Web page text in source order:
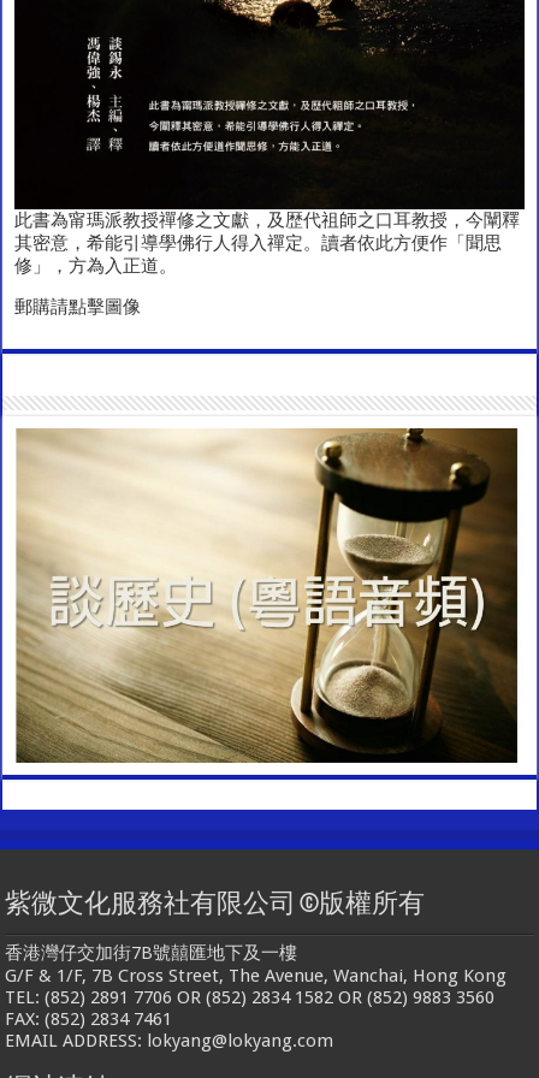
此書為甯瑪派教授禪修之文獻，及歴代祖師之口耳教授，今闡釋
其密意，希能引導學佛行人得入禪定。讀者依此方便作「聞思
修」，方為入正道。
郵購請點擊圖像
紫微文化服務社有限公司 ©版權所有
香港灣仔交加街7B號囍匯地下及一樓
G/F & 1/F, 7B Cross Street, The Avenue, Wanchai, Hong Kong
TEL: (852) 2891 7706 OR (852) 2834 1582 OR (852) 9883 3560
FAX: (852) 2834 7461
EMAIL ADDRESS: lokyang@lokyang.com